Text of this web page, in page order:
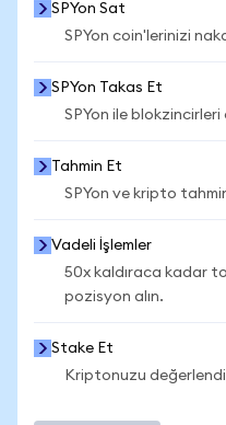
SPYon Sat
SPYon coin'lerinizi
SPYon Takas Et
SPYon ile blokzincirleri
Tahmin Et
SPYon ve kripto
Vadeli İşlemler
50x kaldıraca kadar
pozisyon alın.
Stake Et
Kriptonuzu